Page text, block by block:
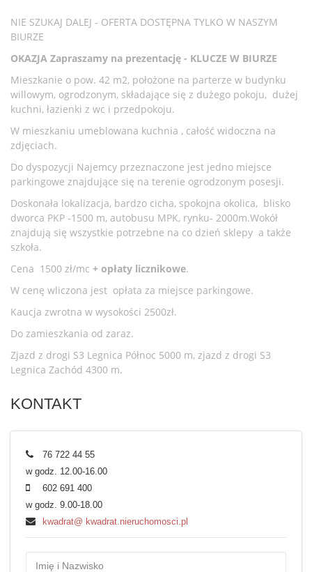
NIE SZUKAJ DALEJ - OFERTA DOSTĘPNA TYLKO W NASZYM
BIURZE
OKAZJA Zapraszamy na prezentację - KLUCZE W BIURZE
Mieszkanie o pow. 42 m2, położone na parterze w budynku
willowym, ogrodzonym, składające się z dużego pokoju, dużej
kuchni, łazienki z wc i przedpokoju.
W mieszkaniu umeblowana kuchnia , całość widoczna na
zdjęciach.
Do dyspozycji Najemcy przeznaczone jest jedno miejsce
parkingowe znajdujące się na terenie ogrodzonym posesji.
Doskonała lokalizacja, bardzo cicha, spokojna okolica, blisko
dworca PKP -1500 m, autobusu MPK, rynku- 2000m.Wokół
znajdują się wszystkie potrzebne na co dzień sklepy a także
szkoła.
Cena 1500 zł/mc + opłaty licznikowe.
W cenę wliczona jest opłata za miejsce parkingowe.
Kaucja zwrotna w wysokości 2500zł.
Do zamieszkania od zaraz.
Zjazd z drogi S3 Legnica Północ 5000 m, zjazd z drogi S3
Legnica Zachód 4300 m.
KONTAKT
76 722 44 55
w godz. 12.00-16.00
602 691 400
w godz. 9.00-18.00
kwadrat@ kwadrat.nieruchomosci.pl